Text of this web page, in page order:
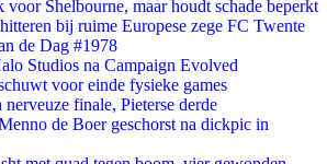
voor Shelbourne, maar houdt schade beperkt
bij ruime Europese zege FC Twente
de Dag #1978
Studios na Campaign Evolved
voor einde fysieke games
finale, Pieterse derde
de Boer geschorst na dickpic in